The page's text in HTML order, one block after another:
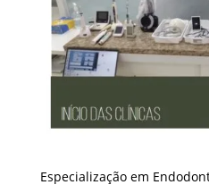
Especialização em